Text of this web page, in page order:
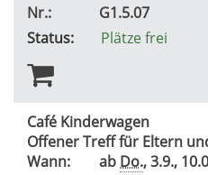
Nr.:
G1.5.07
Status:
Plätze frei
Café Kinderwagen
Offener Treff für Eltern
Wann:
ab Do., 3.9.,